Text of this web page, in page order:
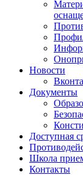
Новости
Документы
Доступная
Школа
Контакты